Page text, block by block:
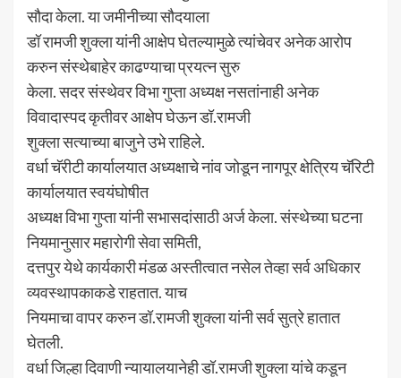
सौदा केला. या जमीनीच्या सौदयाला
डॉ रामजी शुक्ला यांनी आक्षेप घेतल्यामुळे त्यांचेवर अनेक आरोप
करुन संस्थेबाहेर काढण्याचा प्रयत्न सुरु
केला. सदर संस्थेवर विभा गुप्ता अध्यक्ष नसतांनाही अनेक
विवादास्पद कृतीवर आक्षेप घेऊन डॉ.रामजी
शुक्ला सत्याच्या बाजुने उभे राहिले.
वर्धा चॅरीटी कार्यालयात अध्यक्षाचे नांव जोडून नागपूर क्षेत्रिय चॅरिटी
कार्यालयात स्वयंघोषीत
अध्यक्ष विभा गुप्ता यांनी सभासदांसाठी अर्ज केला. संस्थेच्या घटना
नियमानुसार महारोगी सेवा समिती,
दत्तपुर येथे कार्यकारी मंडळ अस्तीत्वात नसेल तेव्हा सर्व अधिकार
व्यवस्थापकाकडे राहतात. याच
नियमाचा वापर करुन डॉ.रामजी शुक्ला यांनी सर्व सुत्रे हातात
घेतली.
वर्धा जिल्हा दिवाणी न्यायालयानेही डॉ.रामजी शुक्ला यांचे कडून